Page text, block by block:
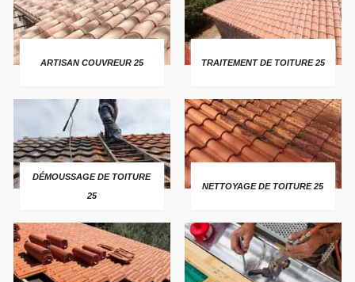
ARTISAN COUVREUR 25 TRAITEMENT DE TOITURE 25
DÉMOUSSAGE DE TOITURE
25
NETTOYAGE DE TOITURE 25